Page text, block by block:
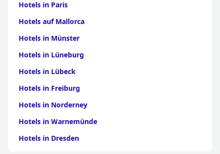
Hotels in Paris
Hotels auf Mallorca
Hotels in Münster
Hotels in Lüneburg
Hotels in Lübeck
Hotels in Freiburg
Hotels in Norderney
Hotels in Warnemünde
Hotels in Dresden